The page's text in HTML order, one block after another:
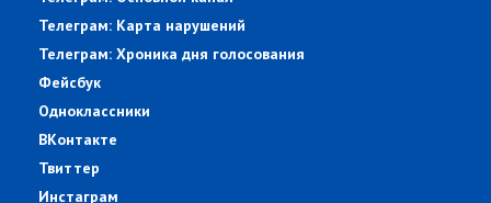
Телеграм: Карта нарушений
Телеграм: Хроника дня голосования
Фейсбук
Одноклассники
ВКонтакте
Твиттер
Инстаграм